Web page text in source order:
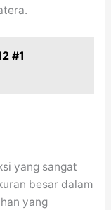
#1
yang sangat
besar dalam
yang